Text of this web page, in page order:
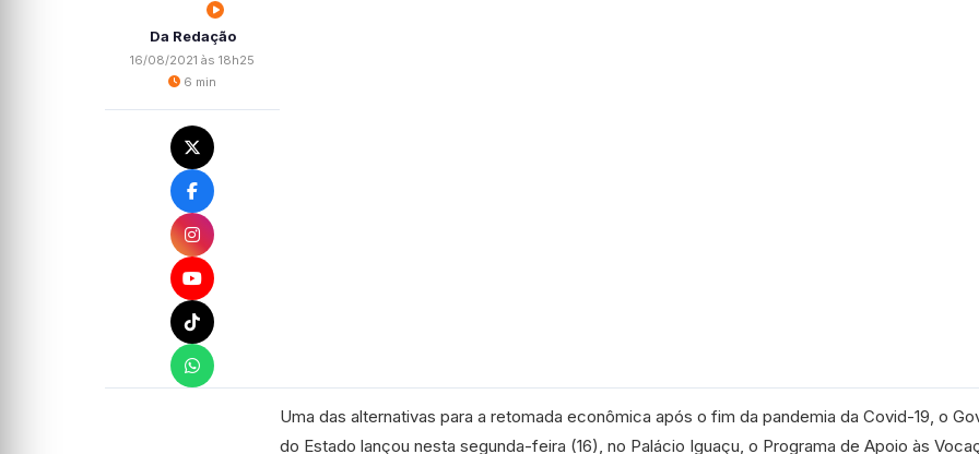
Da Redação
16/08/2021 às 18h25
6 min
Uma das alternativas para a retomada econômica após o fim da pandemia da Covid-19, o
do Estado lançou nesta segunda-feira (16), no Palácio Iguaçu, o Programa de Apoio às